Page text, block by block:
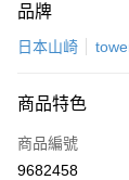
【大哥付你分期使
1.本服務由台灣
2.付款方式選擇
成交易。
3.實際核准額度
4.訂單成立30分
消。如遇「轉專
法說明評估內容。
每筆NT$100，
品牌
日本山崎
商品特色
商品編號
9682458